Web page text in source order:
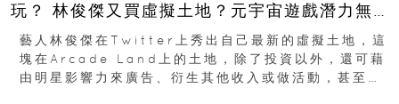
玩？ 林俊傑又買虛擬土地？元宇宙遊戲潛力無
窮
藝人林俊傑在Twitter上秀出自己最新的虛擬土地，這
塊在Arcade Land上的土地，除了投資以外，還可藉
由明星影響力來廣告、衍生其他收入或做活動，甚至是